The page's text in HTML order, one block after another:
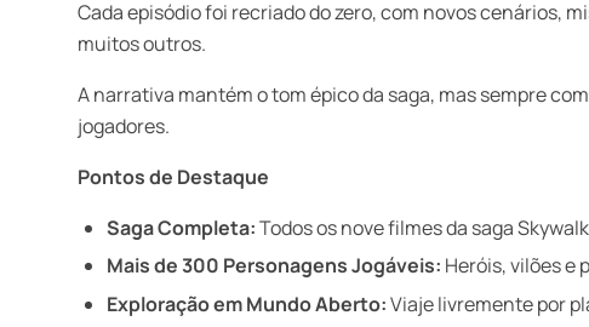
Cada episódio foi recriado do zero, com novos cenários,
muitos outros.
A narrativa mantém o tom épico da saga, mas sempre
jogadores.
Pontos de Destaque
Saga Completa:Todos os nove filmes da saga
Mais de 300 Personagens Jogáveis: Heróis, vilões e
Exploração em Mundo Aberto:Viaje livremente por